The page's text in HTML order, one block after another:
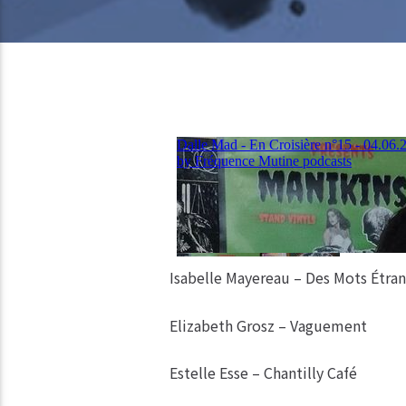
Isabelle Mayereau – Des Mots
Elizabeth Grosz – Vaguement
Estelle Esse – Chantilly Café